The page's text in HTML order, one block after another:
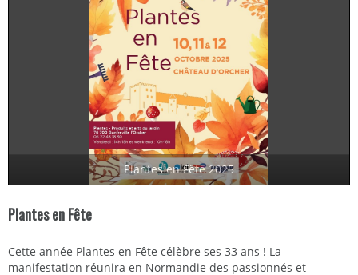
Plantes en Fête 2025
Plantes en Fête
Cette année Plantes en Fête célèbre ses 33 ans ! La
manifestation réunira en Normandie des passionnés et